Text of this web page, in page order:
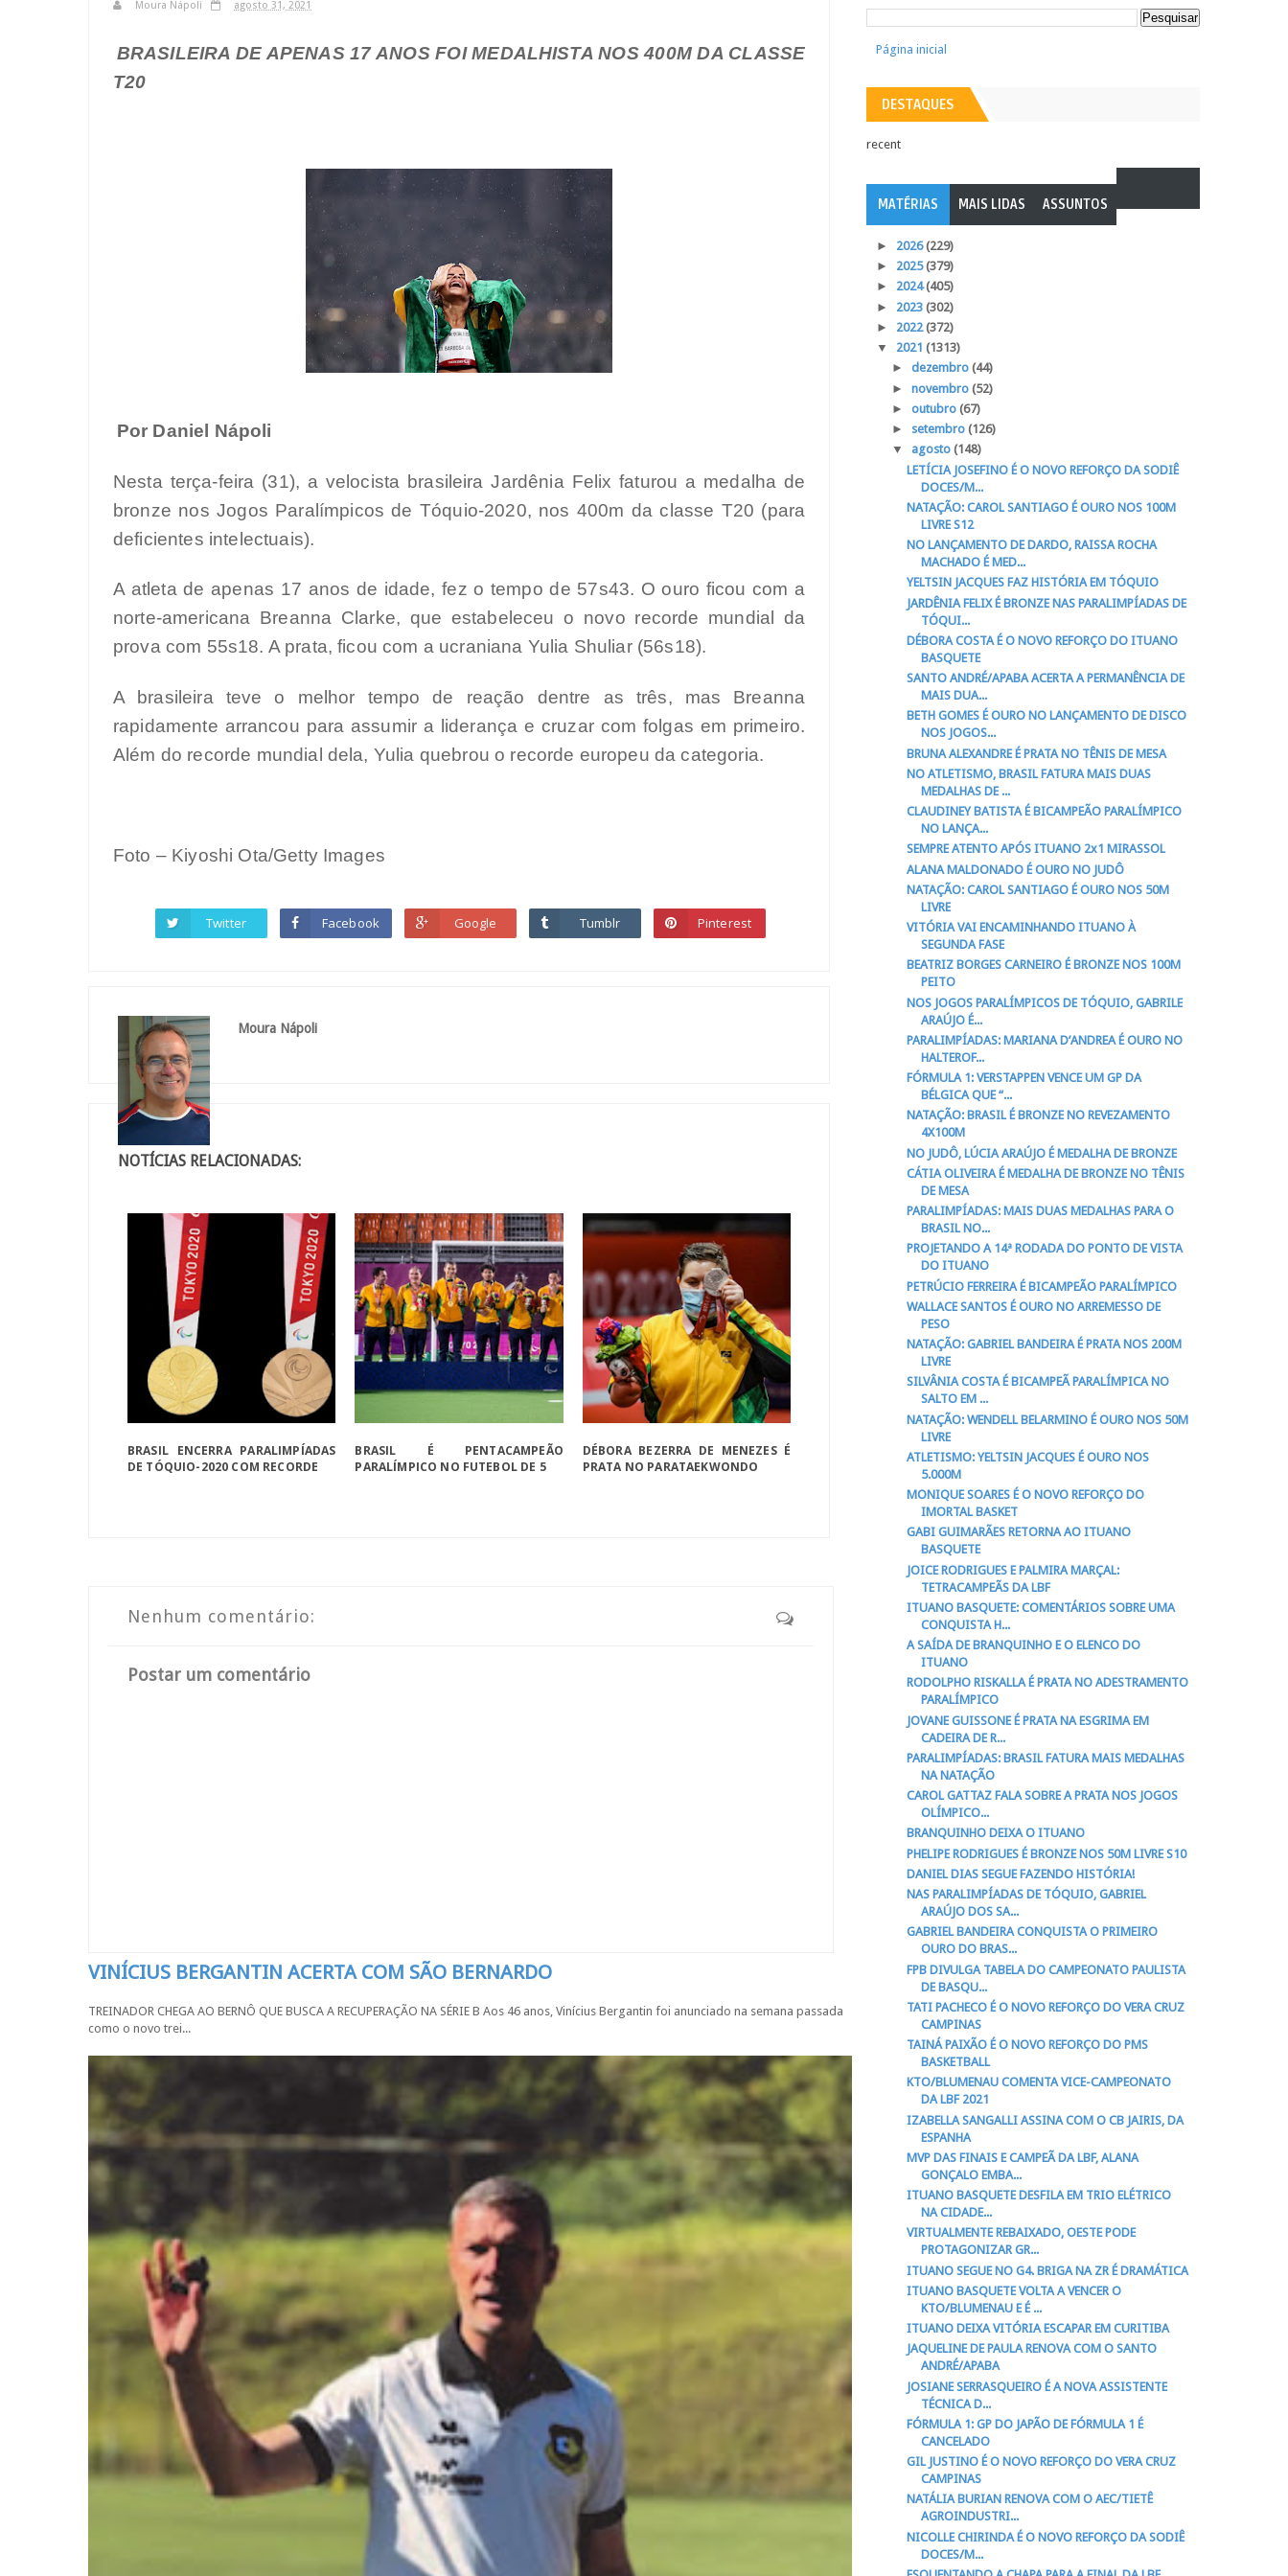
Moura Nápoli agosto 31, 2021
BRASILEIRA DE APENAS 17 ANOS FOI MEDALHISTA NOS 400M DA CLASSE
T20
Por Daniel Nápoli
Nesta terça-feira (31), a velocista brasileira Jardênia Felix faturou a medalha de
bronze nos Jogos Paralímpicos de Tóquio-2020, nos 400m da classe T20 (para
deficientes intelectuais).
A atleta de apenas 17 anos de idade, fez o tempo de 57s43. O ouro ficou com a
norte-americana Breanna Clarke, que estabeleceu o novo recorde mundial da
prova com 55s18. A prata, ficou com a ucraniana Yulia Shuliar (56s18).
A brasileira teve o melhor tempo de reação dentre as três, mas Breanna
rapidamente arrancou para assumir a liderança e cruzar com folgas em primeiro.
Além do recorde mundial dela, Yulia quebrou o recorde europeu da categoria.
Foto – Kiyoshi Ota/Getty Images
Twitter Facebook Google Tumblr Pinterest
Moura Nápoli
NOTÍCIAS RELACIONADAS:
BRASIL ENCERRA PARALIMPÍADAS
DE TÓQUIO-2020 COM RECORDE
BRASIL É PENTACAMPEÃO
PARALÍMPICO NO FUTEBOL DE 5
DÉBORA BEZERRA DE MENEZES É
PRATA NO PARATAEKWONDO
Nenhum comentário:
Postar um comentário
VINÍCIUS BERGANTIN ACERTA COM SÃO BERNARDO
TREINADOR CHEGA AO BERNÔ QUE BUSCA A RECUPERAÇÃO NA SÉRIE B Aos 46 anos, Vinícius Bergantin foi anunciado na semana passada
como o novo trei...
Página inicial
DESTAQUES
recent
MATÉRIAS MAIS LIDAS ASSUNTOS
► 2026(229)
► 2025(379)
► 2024(405)
► 2023 (302)
► 2022(372)
▼ 2021 (1313)
► dezembro (44)
► novembro (52)
► outubro (67)
► setembro (126)
▼ agosto (148)
LETÍCIA JOSEFINO É O NOVO REFORÇO DA SODIÊ
DOCES/M...
NATAÇÃO: CAROL SANTIAGO É OURO NOS 100M
LIVRE S12
NO LANÇAMENTO DE DARDO, RAISSA ROCHA
MACHADO É MED...
YELTSIN JACQUES FAZ HISTÓRIA EM TÓQUIO
JARDÊNIA FELIX É BRONZE NAS PARALIMPÍADAS DE
TÓQUI...
DÉBORA COSTA É O NOVO REFORÇO DO ITUANO
BASQUETE
SANTO ANDRÉ/APABA ACERTA A PERMANÊNCIA DE
MAIS DUA...
BETH GOMES É OURO NO LANÇAMENTO DE DISCO
NOS JOGOS...
BRUNA ALEXANDRE É PRATA NO TÊNIS DE MESA
NO ATLETISMO, BRASIL FATURA MAIS DUAS
MEDALHAS DE ...
CLAUDINEY BATISTA É BICAMPEÃO PARALÍMPICO
NO LANÇA...
SEMPRE ATENTO APÓS ITUANO 2x1 MIRASSOL
ALANA MALDONADO É OURO NO JUDÔ
NATAÇÃO: CAROL SANTIAGO É OURO NOS 50M
LIVRE
VITÓRIA VAI ENCAMINHANDO ITUANO À
SEGUNDA FASE
BEATRIZ BORGES CARNEIRO É BRONZE NOS 100M
PEITO
NOS JOGOS PARALÍMPICOS DE TÓQUIO, GABRILE
ARAÚJO É...
PARALIMPÍADAS: MARIANA D’ANDREA É OURO NO
HALTEROF...
FÓRMULA 1: VERSTAPPEN VENCE UM GP DA
BÉLGICA QUE “...
NATAÇÃO: BRASIL É BRONZE NO REVEZAMENTO
4X100M
NO JUDÔ, LÚCIA ARAÚJO É MEDALHA DE BRONZE
CÁTIA OLIVEIRA É MEDALHA DE BRONZE NO TÊNIS
DE MESA
PARALIMPÍADAS: MAIS DUAS MEDALHAS PARA O
BRASIL NO...
PROJETANDO A 14ª RODADA DO PONTO DE VISTA
DO ITUANO
PETRÚCIO FERREIRA É BICAMPEÃO PARALÍMPICO
WALLACE SANTOS É OURO NO ARREMESSO DE
PESO
NATAÇÃO: GABRIEL BANDEIRA É PRATA NOS 200M
LIVRE
SILVÂNIA COSTA É BICAMPEÃ PARALÍMPICA NO
SALTO EM ...
NATAÇÃO: WENDELL BELARMINO É OURO NOS 50M
LIVRE
ATLETISMO: YELTSIN JACQUES É OURO NOS
5.000M
MONIQUE SOARES É O NOVO REFORÇO DO
IMORTAL BASKET
GABI GUIMARÃES RETORNA AO ITUANO
BASQUETE
JOICE RODRIGUES E PALMIRA MARÇAL:
TETRACAMPEÃS DA LBF
ITUANO BASQUETE: COMENTÁRIOS SOBRE UMA
CONQUISTA H...
A SAÍDA DE BRANQUINHO E O ELENCO DO
ITUANO
RODOLPHO RISKALLA É PRATA NO ADESTRAMENTO
PARALÍMPICO
JOVANE GUISSONE É PRATA NA ESGRIMA EM
CADEIRA DE R...
PARALIMPÍADAS: BRASIL FATURA MAIS MEDALHAS
NA NATAÇÃO
CAROL GATTAZ FALA SOBRE A PRATA NOS JOGOS
OLÍMPICO...
BRANQUINHO DEIXA O ITUANO
PHELIPE RODRIGUES É BRONZE NOS 50M LIVRE S10
DANIEL DIAS SEGUE FAZENDO HISTÓRIA!
NAS PARALIMPÍADAS DE TÓQUIO, GABRIEL
ARAÚJO DOS SA...
GABRIEL BANDEIRA CONQUISTA O PRIMEIRO
OURO DO BRAS...
FPB DIVULGA TABELA DO CAMPEONATO PAULISTA
DE BASQU...
TATI PACHECO É O NOVO REFORÇO DO VERA CRUZ
CAMPINAS
TAINÁ PAIXÃO É O NOVO REFORÇO DO PMS
BASKETBALL
KTO/BLUMENAU COMENTA VICE-CAMPEONATO
DA LBF 2021
IZABELLA SANGALLI ASSINA COM O CB JAIRIS, DA
ESPANHA
MVP DAS FINAIS E CAMPEÃ DA LBF, ALANA
GONÇALO EMBA...
ITUANO BASQUETE DESFILA EM TRIO ELÉTRICO
NA CIDADE...
VIRTUALMENTE REBAIXADO, OESTE PODE
PROTAGONIZAR GR...
ITUANO SEGUE NO G4. BRIGA NA ZR É DRAMÁTICA
ITUANO BASQUETE VOLTA A VENCER O
KTO/BLUMENAU E É ...
ITUANO DEIXA VITÓRIA ESCAPAR EM CURITIBA
JAQUELINE DE PAULA RENOVA COM O SANTO
ANDRÉ/APABA
JOSIANE SERRASQUEIRO É A NOVA ASSISTENTE
TÉCNICA D...
FÓRMULA 1: GP DO JAPÃO DE FÓRMULA 1 É
CANCELADO
GIL JUSTINO É O NOVO REFORÇO DO VERA CRUZ
CAMPINAS
NATÁLIA BURIAN RENOVA COM O AEC/TIETÊ
AGROINDUSTRI...
NICOLLE CHIRINDA É O NOVO REFORÇO DA SODIÊ
DOCES/M...